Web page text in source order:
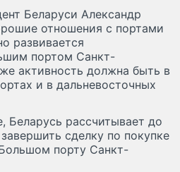
Беларуси Александр
отношения с портами
развивается
портом Санкт-
активность должна быть в
и в дальневосточных
Беларусь рассчитывает до
сделку по покупке
порту Санкт-